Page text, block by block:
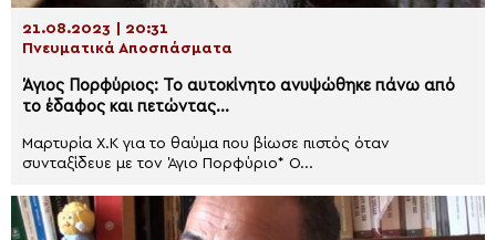
21.08.2023 | 20:31
Πνευματικά Αποσπάσματα
Άγιος Πορφύριος: Το αυτοκίνητο ανυψώθηκε πάνω από
το έδαφος και πετώντας…
Μαρτυρία Χ.Κ για το θαύμα που βίωσε πιστός όταν
συνταξίδευε με τον Άγιο Πορφύριο* Ο...